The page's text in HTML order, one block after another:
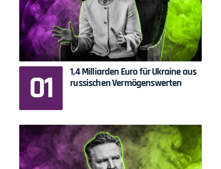
1,4 Milliarden Euro für Ukraine aus
russischen Vermögenswerten